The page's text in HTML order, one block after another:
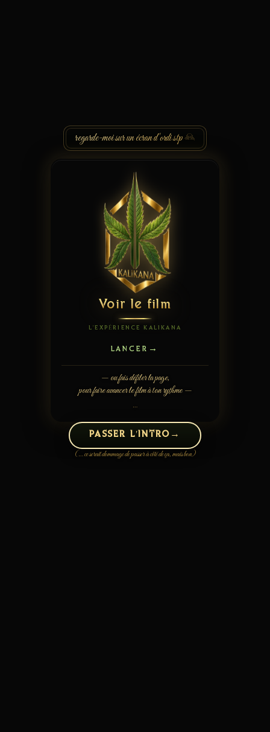
regarde-moi sur un écran d'ordi stp🙏
Voir le film
L'EXPÉRIENCE KALIKANA
LANCER →
— ou fais défiler la page,
pour faire avancer le film à ton rythme —
…
PASSER L'INTRO
(… ce serait dommage de passer à côté de ça, mais bon)